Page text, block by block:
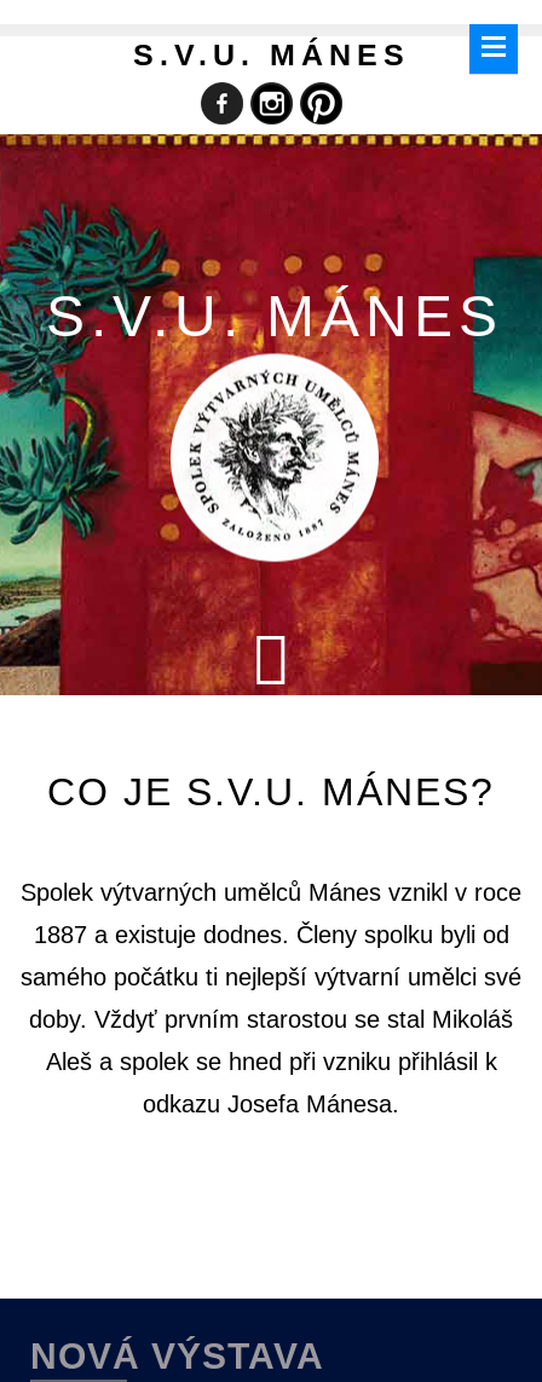
S.V.U. MÁNES
S.V.U. MÁNES
CO JE S.V.U. MÁNES?
Spolek výtvarných umělců Mánes vznikl v roce
1887 a existuje dodnes. Členy spolku byli od
samého počátku ti nejlepší výtvarní umělci své
doby. Vždyť prvním starostou se stal Mikoláš
Aleš a spolek se hned při vzniku přihlásil k
odkazu Josefa Mánesa.
NOVÁ VÝSTAVA